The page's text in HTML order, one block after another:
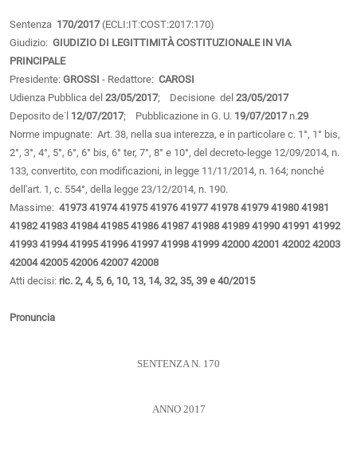
Sentenza 170/2017(ECLI:IT:COST:2017:170)
Giudizio: GIUDIZIO DI LEGITTIMITÀ COSTITUZIONALE IN VIA
PRINCIPALE
Presidente: GROSSI - Redattore: CAROSI
Udienza Pubblica del 23/05/2017; Decisione del 23/05/2017
Deposito de˙l 12/07/2017; Pubblicazione in G. U. 19/07/2017n.29
Norme impugnate: Art. 38, nella sua interezza, e in particolare c. 1°, 1° bis,
2°, 3°, 4°, 5°, 6°, 6° bis, 6° ter, 7°, 8° e 10°, del decreto-legge 12/09/2014, n.
133, convertito, con modificazioni, in legge 11/11/2014, n. 164; nonché
dell'art. 1, c. 554°, della legge 23/12/2014, n. 190.
Massime: 41973 41974 41975 41976 41977 41978 41979 41980 41981
41982 41983 41984 41985 41986 41987 41988 41989 41990 41991 41992
41993 41994 41995 41996 41997 41998 41999 42000 42001 42002 42003
42004 42005 42006 42007 42008
Atti decisi: ric. 2, 4, 5, 6, 10, 13, 14, 32, 35, 39 e 40/2015
Pronuncia
SENTENZA N. 170
ANNO 2017